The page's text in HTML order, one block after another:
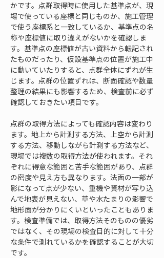
かです。点群取得時に使用した基準点が、現
場で使っている座標と同じものか、施工管理
で使う座標系と一致しているか、基準点の名
称や座標値に取り違えがないかを確認しま
す。基準点の座標値が古い資料から転記され
たものだったり、仮設基準点の位置が施工中
に動いていたりすると、点群全体にずれが生
じます。点群の位置ずれは、断面確認や数量
整理の結果にも影響するため、検査前に必ず
確認しておきたい項目です。
点群の取得方法によっても確認内容は変わり
ます。地上から計測する方法、上空から計測
する方法、移動しながら計測する方法など、
現場では複数の取得方法が使われます。それ
ぞれに得意な範囲と苦手な範囲があり、点群
の密度や見え方も異なります。法面の一部が
影になって点が少ない、重機や資材が写り込
んで地表が見えない、草や水たまりの影響で
地形面が分かりにくいといったこともありま
す。検査準備では、取得方法そのものの優劣
ではなく、その現場の検査目的に対して十分
な条件で測れているかを確認することが大切
です。